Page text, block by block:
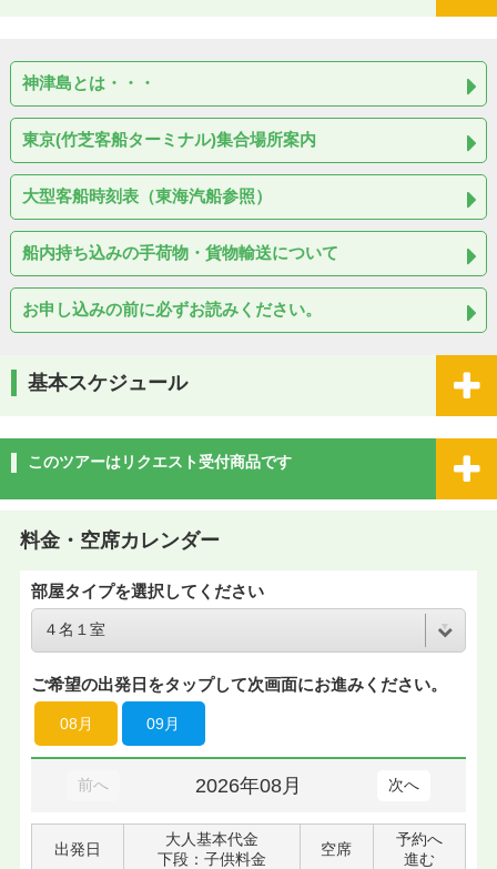
神津島とは・・・
東京(竹芝客船ターミナル)集合場所案内
大型客船時刻表（東海汽船参照）
船内持ち込みの手荷物・貨物輸送について
お申し込みの前に必ずお読みください。
基本スケジュール
このツアーはリクエスト受付商品です
料金・空席カレンダー
部屋タイプを選択してください
ご希望の出発日をタップして次画面にお進みください。
08月 09月
前へ 2026年08月 次へ
出発日
大人基本代金
下段：子供料金
空席
予約へ
進む